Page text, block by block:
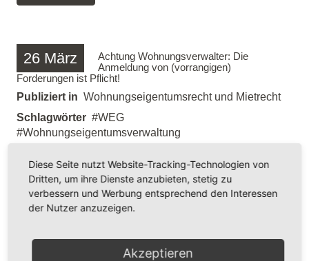
26 März
Achtung Wohnungsverwalter: Die
Anmeldung von (vorrangigen)
Forderungen ist Pflicht!
Publiziert in Wohnungseigentumsrecht und Mietrecht
Schlagwörter
WEG
Wohnungseigentumsverwaltung
Diese Seite nutzt Website-Tracking-Technologien von
Dritten, um ihre Dienste anzubieten, stetig zu
verbessern und Werbung entsprechend den Interessen
der Nutzer anzuzeigen.
Akzeptieren